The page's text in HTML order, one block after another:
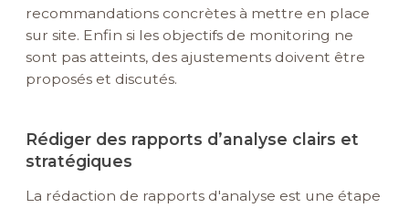
recommandations concrètes à mettre en place
sur site. Enfin si les objectifs de monitoring ne
sont pas atteints, des ajustements doivent être
proposés et discutés.
Rédiger des rapports d’analyse clairs et
stratégiques
La rédaction de rapports d'analyse est une étape